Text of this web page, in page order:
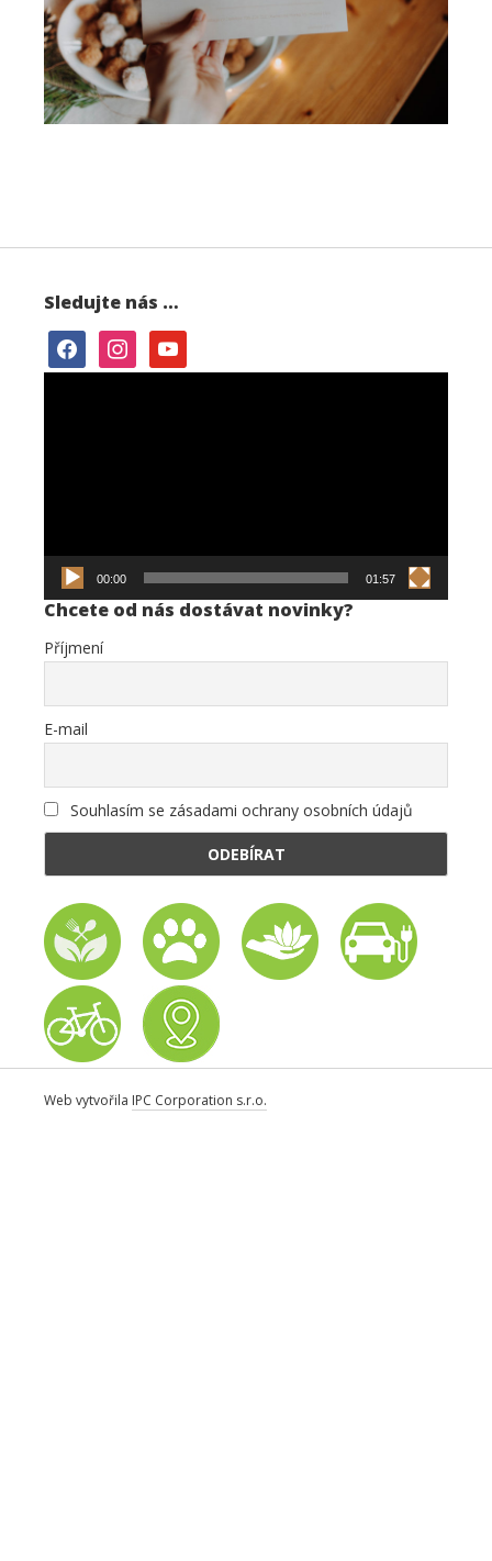
Sledujte nás …
facebookinstagramyoutube
00:00 01:57
Chcete od nás dostávat novinky?
Příjmení
E-mail
Souhlasím se zásadami ochrany osobních údajů
Web vytvořila IPC Corporation s.r.o.